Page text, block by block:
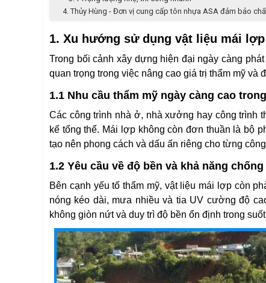
4. Thủy Hùng - Đơn vị cung cấp tôn nhựa ASA đảm bảo
1. Xu hướng sử dụng vật liệu mái
Trong bối cảnh xây dựng hiện đại ngày càng
quan trọng trong việc nâng cao giá trị thẩm mỹ và
1.1 Nhu cầu thẩm mỹ ngày càng cao
Các công trình nhà ở, nhà xưởng hay công trình
kế tổng thể. Mái lợp không còn đơn thuần là bộ
tạo nên phong cách và dấu ấn riêng cho từng
1.2 Yêu cầu về độ bền và khả năng
Bên cạnh yếu tố thẩm mỹ, vật liệu mái lợp còn
nóng kéo dài, mưa nhiều và tia UV cường độ
không giòn nứt và duy trì độ bền ổn định trong